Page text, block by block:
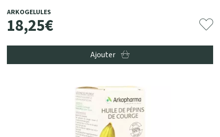
ARKOGELULES
18,25€
Ajouter